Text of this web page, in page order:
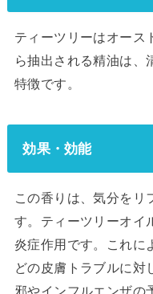
ティーツリーはオース
ら抽出される精油は、
特徴です。
効果・効能
この香りは、気分をリ
す。ティーツリーオイ
炎症作用です。これに
どの皮膚トラブルに対
邪やインフルエンザの